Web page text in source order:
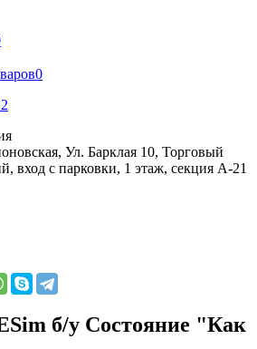
0
Ул. Барклая 10, Торговый
вход с парковки, 1 этаж, секция А-21
б/у Состояние "Как